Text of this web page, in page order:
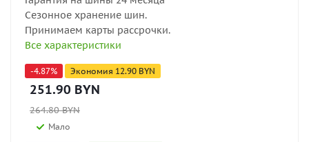
Сезонное хранение шин.
Принимаем карты рассрочки.
Все характеристики
-4.87% Экономия 12.90 BYN
251.90 BYN
264.80BYN
Мало